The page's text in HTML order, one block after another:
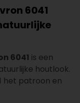
6041
6041 is een
houtlook.
het patroon en